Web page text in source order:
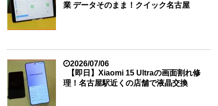
業 データそのまま！クイック名古屋
2026/07/06
【即日】Xiaomi 15 Ultraの画面割れ修
理！名古屋駅近くの店舗で液晶交換